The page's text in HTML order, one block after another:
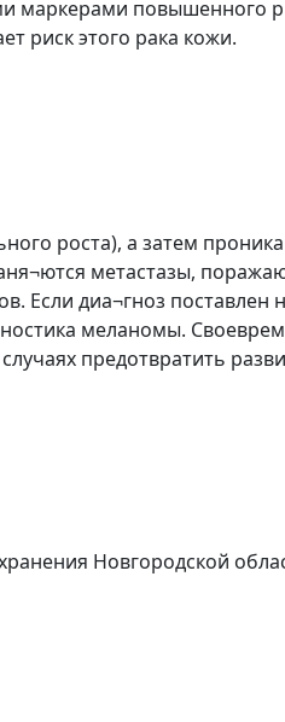
маркерами повышенного
риск этого рака кожи.
роста), а затем
метастазы,
Если диа¬гноз
меланомы.
предотвратить
Новгородской